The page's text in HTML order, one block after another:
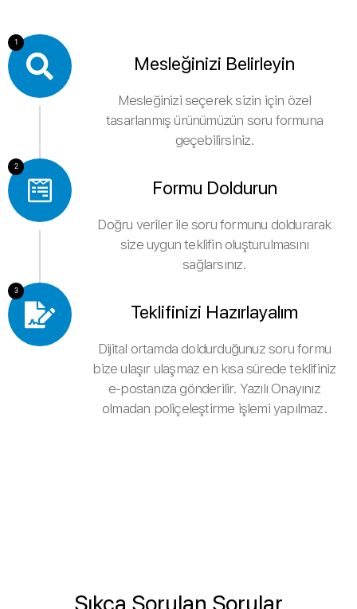
1
Mesleğinizi Belirleyin
Mesleğinizi seçerek sizin için özel
tasarlanmış ürünümüzün soru formuna
geçebilirsiniz.
2
Formu Doldurun
Doğru veriler ile soru formunu doldurarak
size uygun teklifin oluşturulmasını
sağlarsınız.
3
Teklifinizi Hazırlayalım
Dijital ortamda doldurduğunuz soru formu
bize ulaşır ulaşmaz en kısa sürede teklifiniz
e-postanıza gönderilir. Yazılı Onayınız
olmadan poliçeleştirme işlemi yapılmaz.
Sıkça Sorulan Sorular